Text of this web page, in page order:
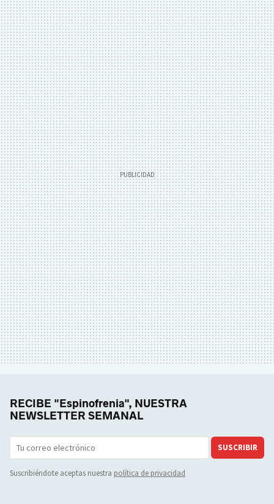
RECIBE "Espinofrenia", NUESTRA
NEWSLETTER SEMANAL
SUSCRIBIR
Suscribiéndote aceptas nuestra política de privacidad